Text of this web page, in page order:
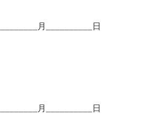
月__________日
月__________日